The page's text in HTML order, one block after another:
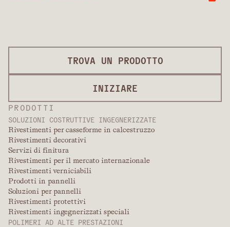
PRODOTTI
SOLUZIONI COSTRUTTIVE INGEGNERIZZATE
Rivestimenti per casseforme in calcestruzzo
Rivestimenti decorativi
Servizi di finitura
Rivestimenti per il mercato internazionale
Rivestimenti verniciabili
Prodotti in pannelli
Soluzioni per pannelli
Rivestimenti protettivi
Rivestimenti ingegnerizzati speciali
POLIMERI AD ALTE PRESTAZIONI
TROVA UN PRODOTTO
INIZIARE